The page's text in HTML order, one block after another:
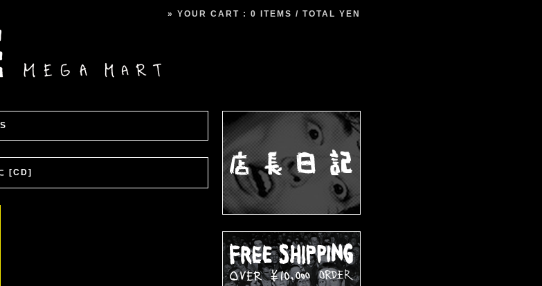
» YOUR CART : 0 ITEMS / TOTAL YEN
[CD]